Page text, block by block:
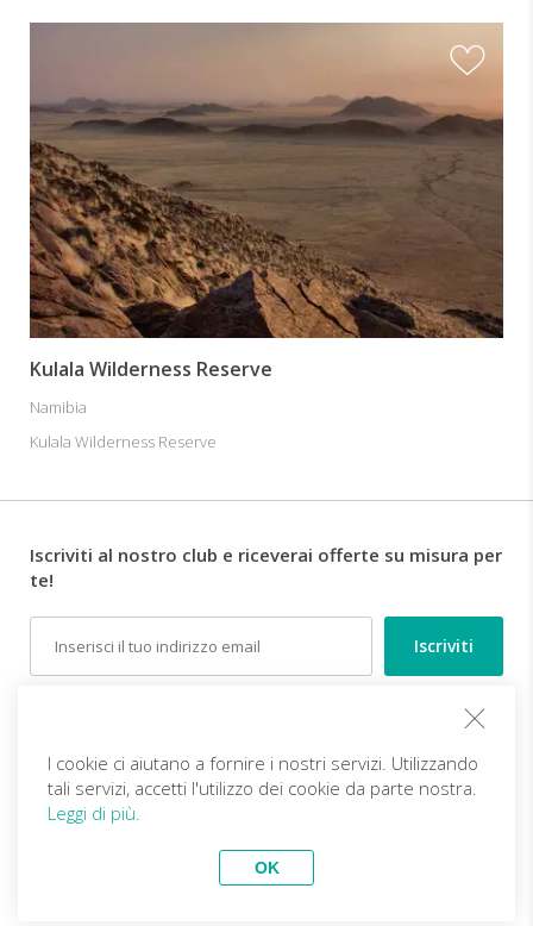
Kulala Wilderness Reserve
Namibia
Kulala Wilderness Reserve
Iscriviti al nostro club e riceverai offerte su misura per
te!
Email
IT (EUR) Diventa partner
Tour dell'Irlanda e Isole Aran
da Roma
Kframe Interactive S.A.
I cookie ci aiutano a fornire i nostri servizi. Utilizzando
tali servizi, accetti l'utilizzo dei cookie da parte nostra.
Leggi di più.
OK